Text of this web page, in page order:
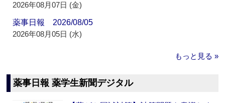
2026年08月07日 (金)
薬事日報 2026/08/05
2026年08月05日 (水)
もっと見る »
薬事日報 薬学生新聞デジタル